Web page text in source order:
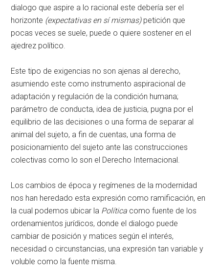
dialogo que aspire a lo racional este debería ser el
horizonte (expectativas en sí mismas)petición que
pocas veces se suele, puede o quiere sostener en el
ajedrez político.
Este tipo de exigencias no son ajenas al derecho,
asumiendo este como instrumento aspiracional de
adaptación y regulación de la condición humana;
parámetro de conducta, idea de justicia, pugna por el
equilibrio de las decisiones o una forma de separar al
animal del sujeto, a fin de cuentas, una forma de
posicionamiento del sujeto ante las construcciones
colectivas como lo son el Derecho Internacional.
Los cambios de época y regímenes de la modernidad
nos han heredado esta expresión como ramificación, en
la cual podemos ubicar la Política como fuente de los
ordenamientos jurídicos, donde el dialogo puede
cambiar de posición y matices según el interés,
necesidad o circunstancias, una expresión tan variable y
voluble como la fuente misma.